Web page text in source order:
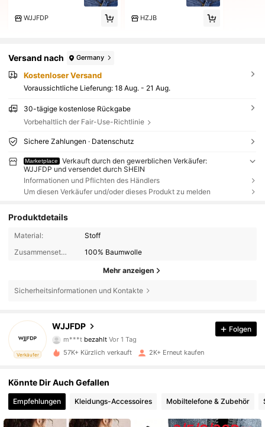
WJJFDP HZJB
Versand nach Germany
Kostenloser Versand
Voraussichtliche Lieferung: 18 Aug. - 21 Aug.
30-tägige kostenlose Rückgabe
Vorbehaltlich der Fair-Use-Richtlinie
Sichere Zahlungen · Datenschutz
Marketplace
Verkauft durch den gewerblichen Verkäufer:
WJJFDP und versendet durch SHEIN
Informationen und Pflichten des Händlers
Um diesen Verkäufer und/oder dieses Produkt zu melden
Produktdetails
Material:
Stoff
Zusammensetzung:
100% Baumwolle
Mehr anzeigen
Sicherheitsinformationen und Kontakte
Verkäufer
WJJFDP
4,73
1.1K Follower
m***e istVor 1 Taggefolgt
4,73 1.1K Follower
Folgen
57K+ Kürzlich verkauft 2K+ Erneut kaufen
Könnte Dir Auch Gefallen
Empfehlungen Kleidungs-Accessoires Mobiltelefone & Zubehör